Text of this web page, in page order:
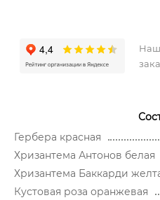
Наш
Гербера красная
Хризантема Антонов белая
Хризантема Баккарди
Кустовая роза оранжевая